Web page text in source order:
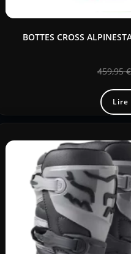
BOTTES CROSS
459,95€
Lire